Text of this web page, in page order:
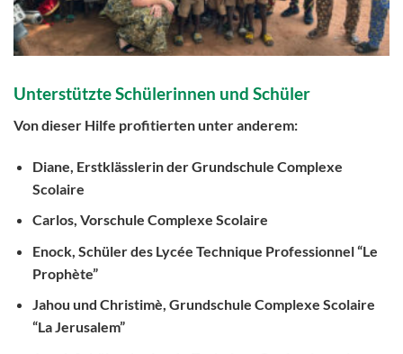
Unterstützte Schülerinnen und Schüler
Von dieser Hilfe profitierten unter anderem:
Diane , Erstklässlerin derGrundschule Complexe
Scolaire
Carlos, Vorschule Complexe Scolaire
Enock, Schüler des Lycée Technique Professionnel “Le
Prophète”
Jahou und Christimè, Grundschule Complexe Scolaire
“La Jerusalem”